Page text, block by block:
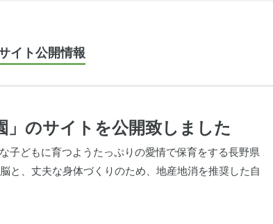
イト公開情報
のサイトを公開致しました
子どもに育つようたっぷりの愛情で保育をする長野県
と、丈夫な身体づくりのため、地産地消を推奨した自